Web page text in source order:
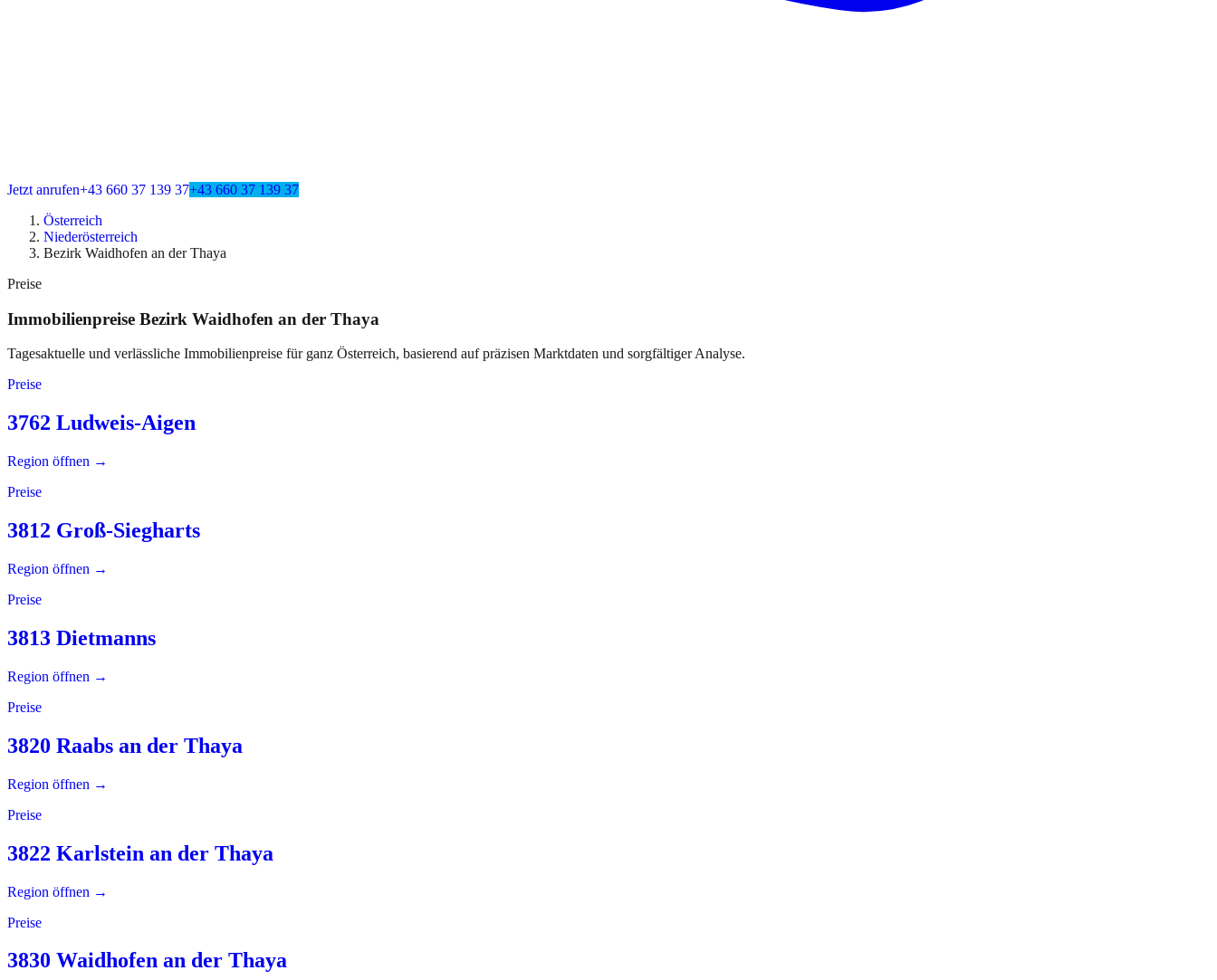
Jetzt anrufen+43 660 37 139 37+43 660 37 139 37
Österreich
Niederösterreich
Bezirk Waidhofen an der Thaya
Preise
Immobilienpreise Bezirk Waidhofen an der Thaya
Tagesaktuelle und verlässliche Immobilienpreise für ganz Österreich, basierend auf präzisen Marktdaten und sorgfältiger Analyse.
Preise
3762 Ludweis-Aigen
Region öffnen →
Preise
3812 Groß-Siegharts
Region öffnen →
Preise
3813 Dietmanns
Region öffnen →
Preise
3820 Raabs an der Thaya
Region öffnen →
Preise
3822 Karlstein an der Thaya
Region öffnen →
Preise
3830 Waidhofen an der Thaya